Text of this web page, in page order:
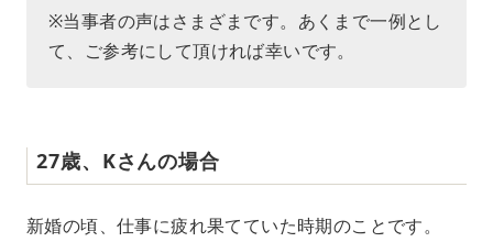
※当事者の声はさまざまです。あくまで一例とし
て、ご参考にして頂ければ幸いです。
27歳、Kさんの場合
新婚の頃、仕事に疲れ果てていた時期のことです。